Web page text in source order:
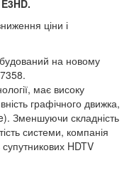
ціни і
на новому
має високу
графічного движка,
Зменшуючи складність
системи, компанія
HDTV